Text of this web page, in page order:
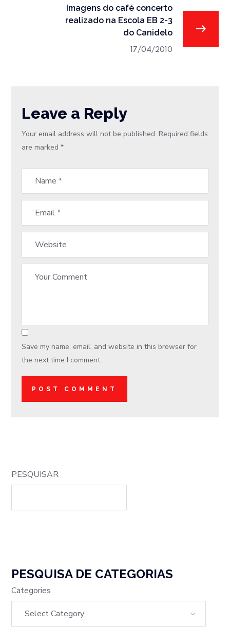
Imagens do café concerto
realizado na Escola EB 2-3
do Canidelo
17/04/2010
Leave a Reply
Your email address will not be published. Required fields
are marked*
Save my name, email, and website in this browser for
the next time I comment.
PESQUISAR
PESQUISA DE CATEGORIAS
Categories